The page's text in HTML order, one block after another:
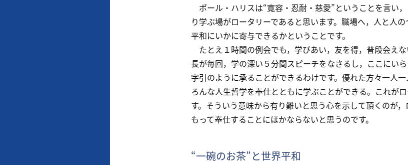
ポール・ハリスは“寛容・忍耐・慈愛”ということを言い
り学ぶ場がロータリーであると思います。職場へ，人と人
平和にいかに寄与できるかということです。
たとえ１時間の例会でも，学びあい，友を得，普段会え
長が毎回，学の深い５分間スピーチをなさるし，ここにい
字引のように承ることができるわけです。優れた方々一人
ろんな人生哲学を奉仕とともに学ぶことができる。これが
す。そういう意味から有り難いと思う心を示して頂くのが
もって奉仕することにほかならないと思うのです。
“一碗のお茶”と世界平和